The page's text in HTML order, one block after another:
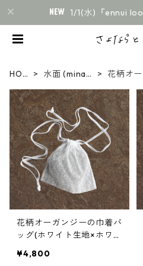
1/1(水)『ennui
HOM
水面 (minam
花柄オ
花柄オーガンジーの巾着バ
ッグ(ホワイト生地×ホワイ
¥4,800